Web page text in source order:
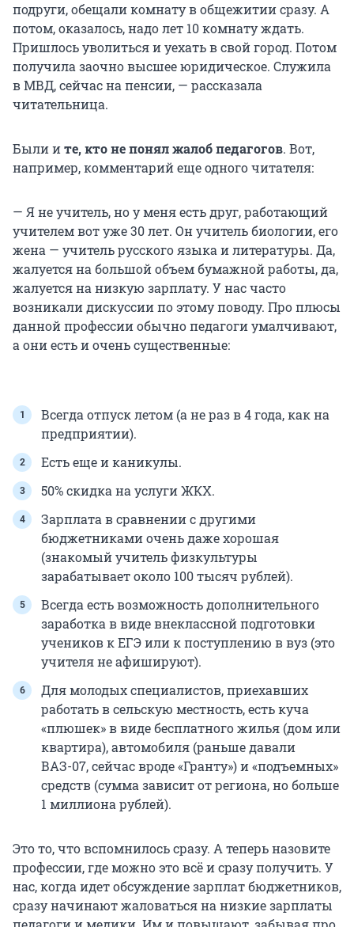
подруги, обещали комнату в общежитии сразу. А
потом, оказалось, надо лет 10 комнату ждать.
Пришлось уволиться и уехать в свой город. Потом
получила заочно высшее юридическое. Служила
в МВД, сейчас на пенсии, — рассказала
читательница.
Были ите, кто не понял жалоб педагогов. Вот,
например, комментарий еще одного читателя:
— Я не учитель, но у меня есть друг, работающий
учителем вот уже 30 лет. Он учитель биологии, его
жена — учитель русского языка и литературы. Да,
жалуется на большой объем бумажной работы, да,
жалуется на низкую зарплату. У нас часто
возникали дискуссии по этому поводу. Про плюсы
данной профессии обычно педагоги умалчивают,
а они есть и очень существенные:
Всегда отпуск летом (а не раз в 4 года, как на
предприятии).
Есть еще и каникулы.
50% скидка на услуги ЖКХ.
Зарплата в сравнении с другими
бюджетниками очень даже хорошая
(знакомый учитель физкультуры
зарабатывает около 100 тысяч рублей).
Всегда есть возможность дополнительного
заработка в виде внеклассной подготовки
учеников к ЕГЭ или к поступлению в вуз (это
учителя не афишируют).
Для молодых специалистов, приехавших
работать в сельскую местность, есть куча
«плюшек» в виде бесплатного жилья (дом или
квартира), автомобиля (раньше давали
ВАЗ-07, сейчас вроде «Гранту») и «подъемных»
средств (сумма зависит от региона, но больше
1 миллиона рублей).
Это то, что вспомнилось сразу. А теперь назовите
профессии, где можно это всё и сразу получить. У
нас, когда идет обсуждение зарплат бюджетников,
сразу начинают жаловаться на низкие зарплаты